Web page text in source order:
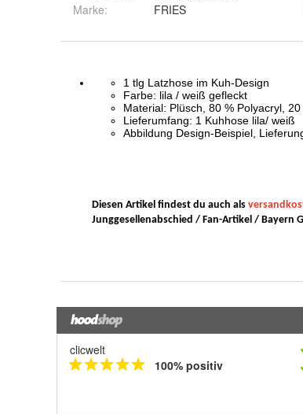
Marke:
FRIES
clicwelt
100% positiv